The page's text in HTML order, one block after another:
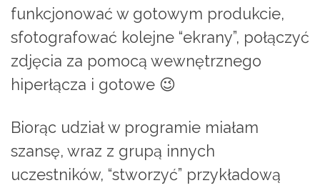
funkcjonować w gotowym produkcie,
sfotografować kolejne “ekrany”, połączyć
zdjęcia za pomocą wewnętrznego
hiperłącza i gotowe 😉
Biorąc udział w programie miałam
szansę, wraz z grupą innych
uczestników, “stworzyć” przykładową